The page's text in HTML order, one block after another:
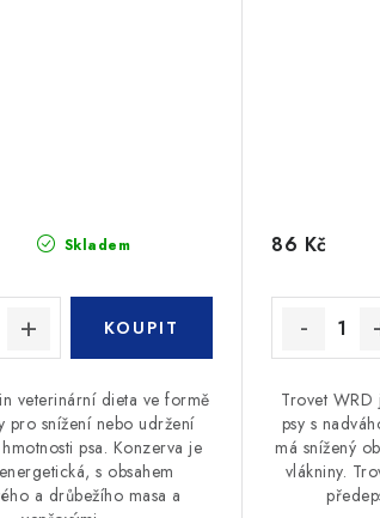
Skladem
veterinární dieta ve formě
pro snížení nebo udržení
psa. Konzerva je
s obsahem
a drůbežího masa a
86 Kč
Trovet
psy s
má snížený
vlákniny.